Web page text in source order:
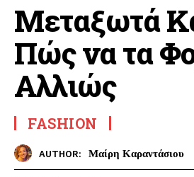
Μεταξωτά
Πώς να τα
Αλλιώς
FASHION
AUTHOR: Μαίρη Καραντάσιου